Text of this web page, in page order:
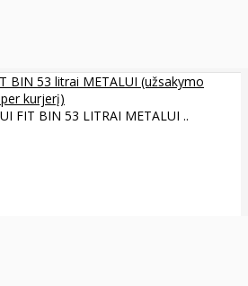
BIN 53 litrai METALUI (užsakymo
kurjerį)
FIT BIN 53 LITRAI METALUI ..